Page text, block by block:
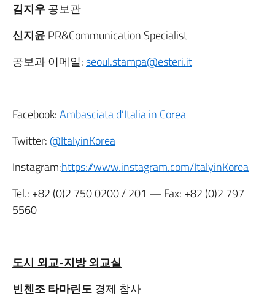
김지우공보관
신지윤PR&Communication Specialist
공보과 이메일:seoul.stampa@esteri.it
Facebook:Ambasciata d’Italia in Corea
Twitter: @ItalyinKorea
Instagram:https://www.instagram.com/ItalyinKorea
Tel.: +82 (0)2 750 0200/ 201 — Fax: +82 (0)2 797
5560
도시 외교-지방 외교실
빈첸조 타마린도경제 참사